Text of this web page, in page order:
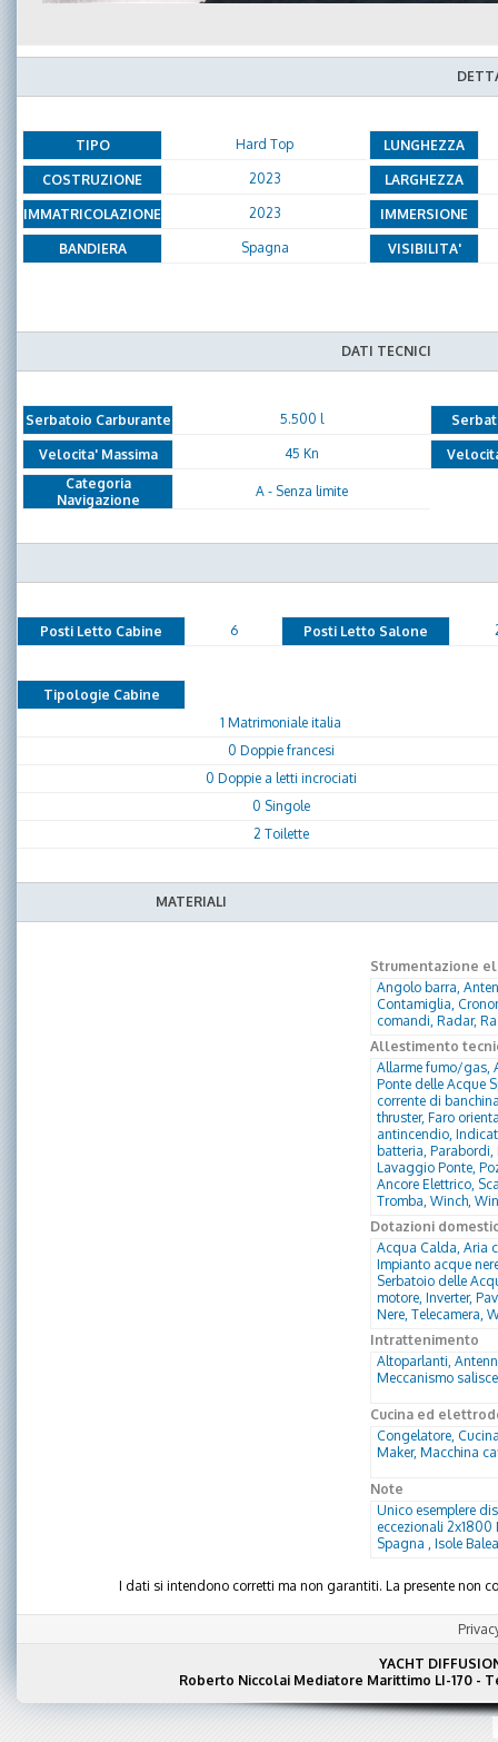
TIPO Hard Top LUNGHEZZA
COSTRUZIONE 2023 LARGHEZZA
IMMATRICOLAZIONE 2023 IMMERSIONE
BANDIERA Spagna VISIBILITA'
DATI TECNICI
Serbatoio Carburante 5.500 l
Velocita' Massima 45 Kn
Categoria
Navigazione
A - Senza limite
Posti Letto Cabine 6 Posti Letto Salone
Tipologie Cabine
1 Matrimoniale italia
0 Doppie francesi
0 Doppie a letti incrociati
0 Singole
2 Toilette
MATERIALI
Strumentazione
Angolo barra,
Contamiglia,
comandi, Radar,
Allestimento
Allarme fumo/gas,
Ponte delle Acque
corrente di
thruster, Faro
antincendio,
batteria,
Lavaggio Ponte,
Ancore Elettrico,
Tromba, Winch,
Dotazioni
Acqua Calda, Aria
Impianto acque
Serbatoio delle
motore, Inverter,
Nere, Telecamera,
Intrattenimento
Altoparlanti,
Meccanismo
Cucina ed
Congelatore,
Maker, Macchina
Note
Unico esemplere
eccezionali 2x1800
Spagna , Isole
I dati si intendono corretti ma non garantiti. La presente non
YACHT
Roberto Niccolai Mediatore Marittimo LI-170 - Tel